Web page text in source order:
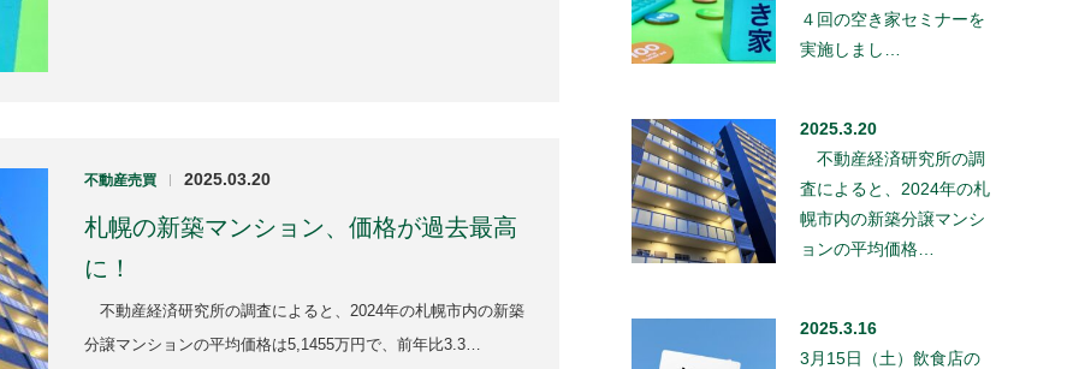
不動産売買 | 2025.03.20
札幌の新築マンション、価格が過去最高
に！
不動産経済研究所の調査によると、2024年の札幌市内の新築
分譲マンションの平均価格は5,1455万円で、前年比3.3…
４回の空き家セミナーを
実施しまし…
2025.3.20
不動産経済研究所の調
査によると、2024年の札
幌市内の新築分譲マンシ
ョンの平均価格…
2025.3.16
3月15日（土）飲食店の